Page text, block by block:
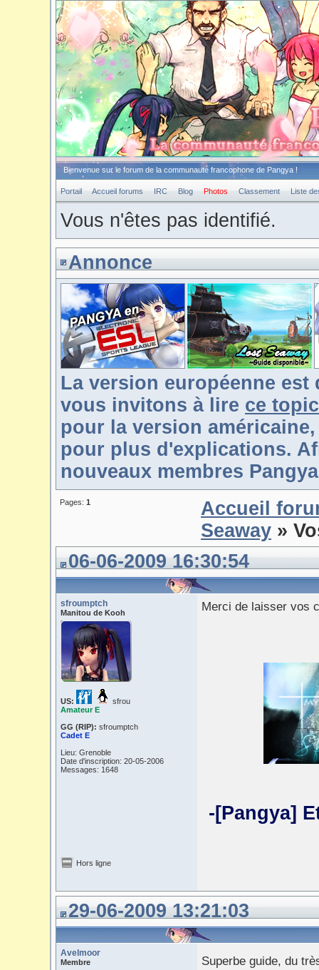
Bienvenue sur le forum de la communauté francophone de Pangya !
Portail Accueil forums IRC Blog Photos Classement Liste
Vous n'êtes pas identifié.
Annonce
La version européenne
vous invitons à lire ce topic
pour la version
pour plus d'explications.
nouveaux membres
Pages: 1
Accueil
Seaway »
06-06-2009 16:30:54
sfroumptch
Manitou de Kooh
US:
sfrou
Amateur E
GG (RIP): sfroumptch
Cadet E
Lieu: Grenoble
Date d'inscription: 20-05-2006
Messages: 1648
Merci de laisser vos
-[Pangya]
Hors ligne
29-06-2009 13:21:03
Avelmoor
Membre Superbe guide, du